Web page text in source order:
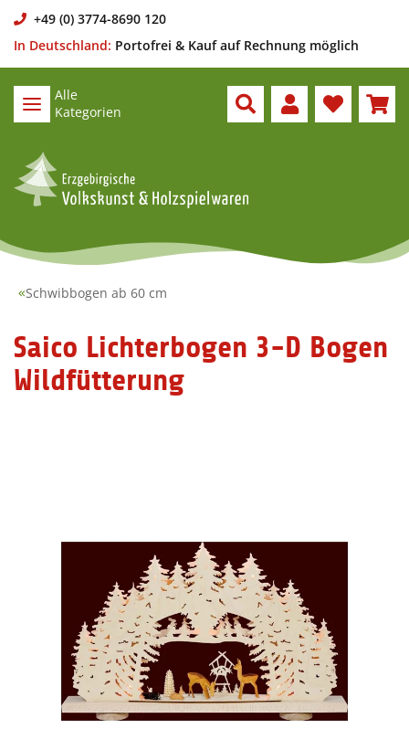
+49 (0) 3774-8690 120
In Deutschland: Portofrei & Kauf auf Rechnung möglich
Alle
Kategorien
Schwibbogen ab 60 cm
Saico Lichterbogen 3-D Bogen
Wildfütterung